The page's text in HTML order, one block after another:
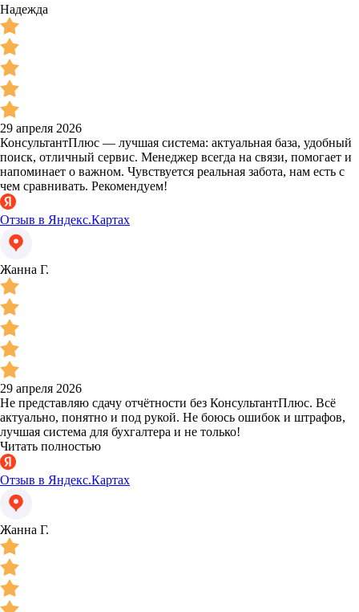
Надежда
29 апреля 2026
КонсультантПлюс — лучшая система: актуальная база, удобный
поиск, отличный сервис. Менеджер всегда на связи, помогает и
напоминает о важном. Чувствуется реальная забота, нам есть с
чем сравнивать. Рекомендуем!
Отзыв в Яндекс.Картах
Жанна Г.
29 апреля 2026
Не представляю сдачу отчётности без КонсультантПлюс. Всё
актуально, понятно и под рукой. Не боюсь ошибок и штрафов,
лучшая система для бухгалтера и не только!
Читать полностью
Отзыв в Яндекс.Картах
Жанна Г.